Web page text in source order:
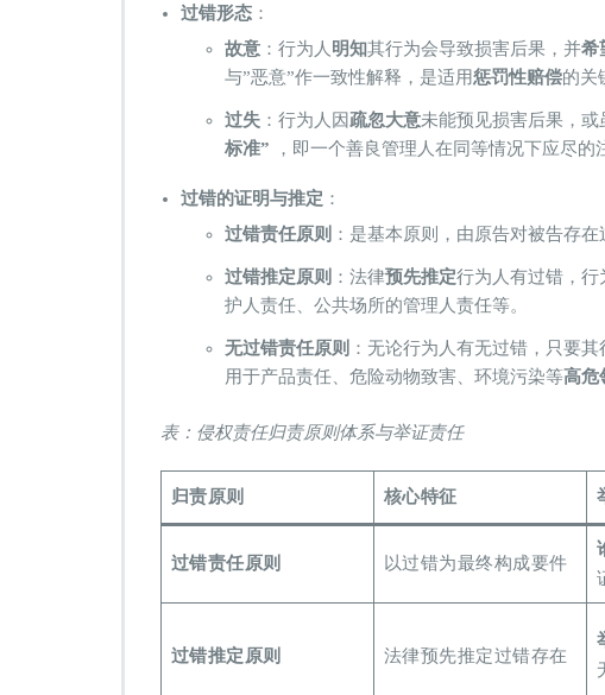
​过错形态​ ​：
​故意​​：行为人​ ​明知​​其行为会导致损害后果，并​希
与”恶意”作一致性解释，是适用​​惩罚性赔偿​的关
​过失​​：行为人因​ ​疏忽大意​未能预见损害后果，或
标准”​
，即一个善良管理人在同等情况下应尽的
​过错的证明与推定​ ​：
​过错责任原则​ ：是基本原则，由原告对被告存在
​过错推定原则​ ​：法律​​预先推定​行为人有过错，行
护人责任、公共场所的管理人责任等。
​无过错责任原则​ ：无论行为人有无过错，只要
用于产品责任、危险动物致害、环境污染等​高危
表：侵权责任归责原则体系与举证责任
​归责原则​ ​核心特征​
​过错责任原则​ 以过错为最终构成要件
​过错推定原则​ 法律预先推定过错存在